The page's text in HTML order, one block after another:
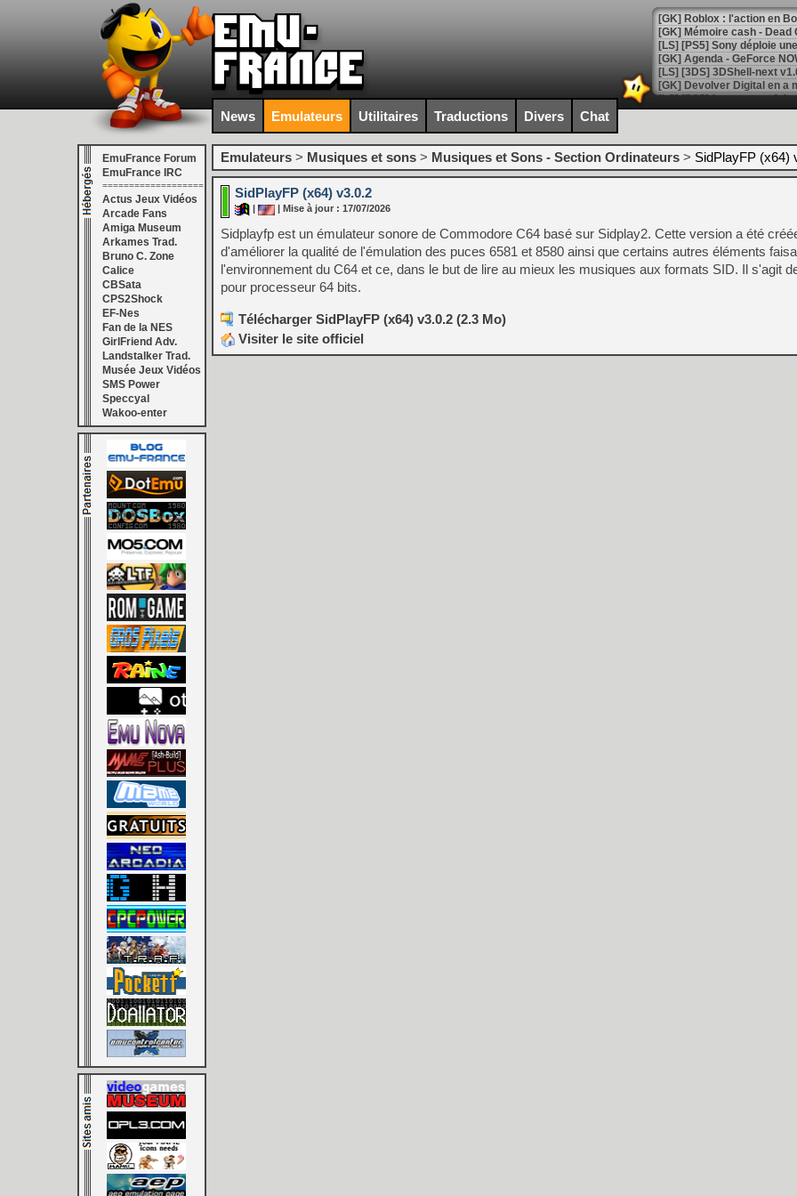
[GK] Roblox : l'action en
[GK] Agenda - GeForce
[GK] Devolver Digital en a
[LS] [PS5] ps5-y2jb-
[GK] Pourquoi Marvel
[GK] Test : Restory : Chill
[GK] GTA 6 : Rockstar
[GK] Hot Wheels Infinite
[GK] Mémoire cash -
[GK] Résultats Nintendo :
[GK] Déjà des
[Mo5] Brickboy cherche à
[GK] Minecraft et ses «
[GK] Beast of
[GK] Ubisoft : fin de partie
[GK] Mémoire cash -
[GK] Dan Houser (GTA)
[GK] Comment EA Sports
[GK] Crimson Moon : un
[GK] Isle of Reveries : le
[GK] Moonlighter 2 : The
[GK] Capcom relance
[Mo5] Deux inédits du
[GK] Le beat'em up The
[GK] Endless Legend 2 :
[LS] [PS5] Le WebKit
[GK] Oubliez Crazy Taxi,
[LS] [Switch] NSZ 5.0.0
[GK] Bethesda fête les 30
News Emulateurs Utilitaires Traductions Divers Chat
EmuFrance Forum
EmuFrance IRC
===================
Actus Jeux Vidéos
Arcade Fans
Amiga Museum
Arkames Trad.
Bruno C. Zone
Calice
CBSata
CPS2Shock
EF-Nes
Fan de la NES
GirlFriend Adv.
Landstalker Trad.
Musée Jeux Vidéos
SMS Power
Speccyal
Wakoo-enter
Emulateurs > Musiques et sons > Musiques et Sons - Section Ordinateurs > SidPlayFP (x64)
SidPlayFP (x64) v3.0.2
| Mise à jour : 17/07/2026
Sidplayfp est un émulateur sonore de Commodore C64 basé sur Sidplay2. Cette version a été
d'améliorer la qualité de l'émulation des puces 6581 et 8580 ainsi que certains autres éléments
l'environnement du C64 et ce, dans le but de lire au mieux les musiques aux formats SID. Il s'agit
pour processeur 64 bits.
Télécharger SidPlayFP (x64) v3.0.2 (2.3 Mo)
Visiter le site officiel